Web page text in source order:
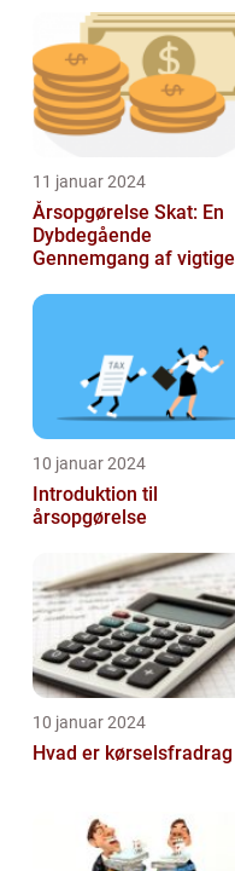
11 januar 2024
Årsopgørelse Skat: En
Dybdegående
Gennemgang af vigtige
finansfolk
10 januar 2024
Introduktion til
årsopgørelse
10 januar 2024
Hvad er kørselsfradrag